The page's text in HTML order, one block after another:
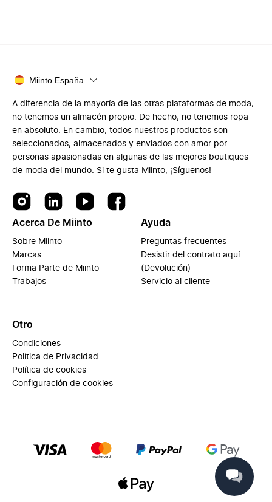
Miinto España
A diferencia de la mayoría de las otras plataformas de moda,
no tenemos un almacén propio. De hecho, no tenemos ropa
en absoluto. En cambio, todos nuestros productos son
seleccionados, almacenados y enviados con amor por
personas apasionadas en algunas de las mejores boutiques
de moda del mundo. Si te gusta Miinto, ¡Síguenos!
Acerca De Miinto
Sobre Miinto
Marcas
Forma Parte de Miinto
Trabajos
Ayuda
Preguntas frecuentes
Desistir del contrato aquí
(Devolución)
Servicio al cliente
Otro
Condiciones
Política de Privacidad
Política de cookies
Configuración de cookies